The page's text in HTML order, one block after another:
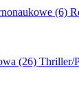
(6)
(26) Thriller/